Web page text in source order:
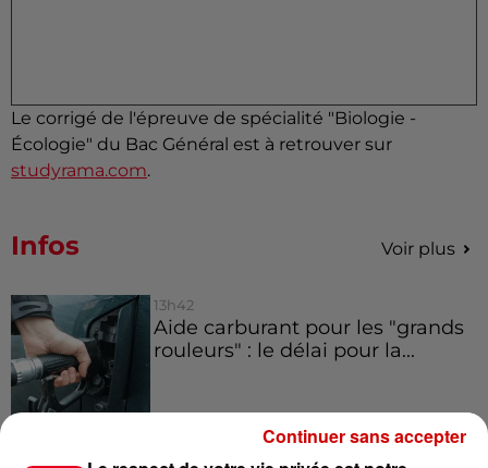
Le corrigé de l'épreuve de spécialité "Biologie -
Écologie" du Bac Général est à retrouver sur
studyrama.com.
Infos Voir plus
13h42
Aide carburant pour les "grands
rouleurs" : le délai pour la...
Continuer sans accepter